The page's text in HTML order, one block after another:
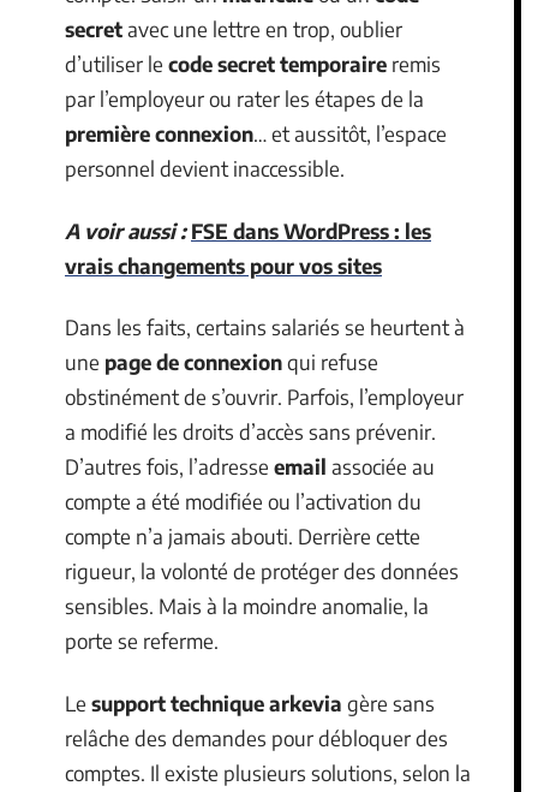
secretavec une lettre en trop, oublier
d’utiliser le code secret temporaire remis
par l’employeur ou rater les étapes de la
première connexion… et aussitôt, l’espace
personnel devient inaccessible.
A voir aussi : FSE dans WordPress : les
vrais changements pour vos sites
Dans les faits, certains salariés se heurtent à
une page de connexionqui refuse
obstinément de s’ouvrir. Parfois, l’employeur
a modifié les droits d’accès sans prévenir.
D’autres fois, l’adresse email associée au
compte a été modifiée ou l’activation du
compte n’a jamais abouti. Derrière cette
rigueur, la volonté de protéger des données
sensibles. Mais à la moindre anomalie, la
porte se referme.
Le support technique arkevia gère sans
relâche des demandes pour débloquer des
comptes. Il existe plusieurs solutions, selon la